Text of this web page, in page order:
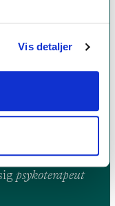
Vis detaljer
skal
og
psykoterapeut